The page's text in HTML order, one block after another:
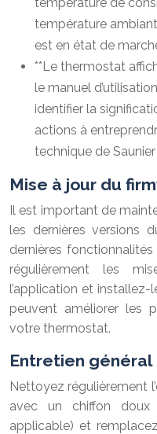
température
est en état de
**Le thermostat
le manuel
identifier la
actions à
technique de
Mise à jour du
Il est important de
les dernières versions
dernières
régulièrement les
l’application et
peuvent améliorer les
votre thermostat.
Entretien général
Nettoyez régulièrement
avec un chiffon
applicable) et